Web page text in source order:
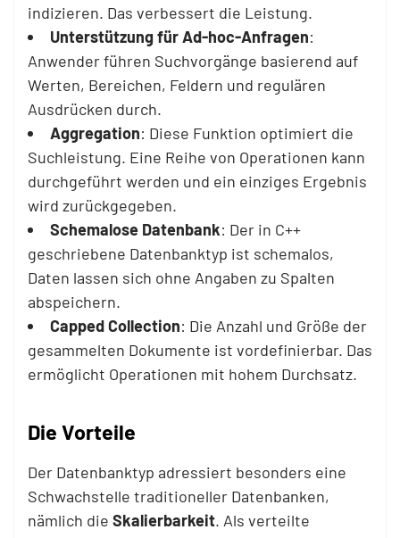
indizieren. Das verbessert die Leistung.
Unterstützung für Ad-hoc-Anfragen:
Anwender führen Suchvorgänge basierend auf
Werten, Bereichen, Feldern und regulären
Ausdrücken durch.
Aggregation: Diese Funktion optimiert die
Suchleistung. Eine Reihe von Operationen kann
durchgeführt werden und ein einziges Ergebnis
wird zurückgegeben.
Schemalose Datenbank: Der in C++
geschriebene Datenbanktyp ist schemalos,
Daten lassen sich ohne Angaben zu Spalten
abspeichern.
Capped Collection: Die Anzahl und Größe der
gesammelten Dokumente ist vordefinierbar. Das
ermöglicht Operationen mit hohem Durchsatz.
Die Vorteile
Der Datenbanktyp adressiert besonders eine
Schwachstelle traditioneller Datenbanken,
nämlich die Skalierbarkeit. Als verteilte